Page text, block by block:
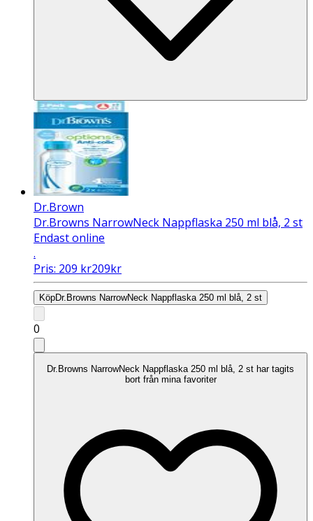
Dr.Brown
Dr.Browns NarrowNeck Nappflaska 250 ml blå, 2 st
Endast online
.
Pris: 209 kr209kr
KöpDr.Browns NarrowNeck Nappflaska 250 ml blå, 2 st
0
Dr.Browns NarrowNeck Nappflaska 250 ml blå, 2 st har tagits
bort från mina favoriter